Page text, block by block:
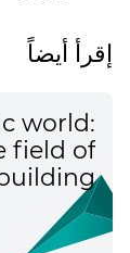
إقرأ أيضاً
world:
field of